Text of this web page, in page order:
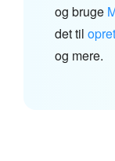
og bruge
det til
og mere.